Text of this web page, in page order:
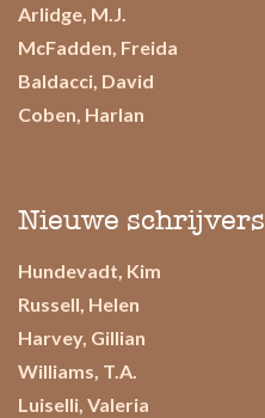
Arlidge, M.J.
McFadden, Freida
Baldacci, David
Coben, Harlan
Nieuwe schrijvers
Hundevadt, Kim
Russell, Helen
Harvey, Gillian
Williams, T.A.
Luiselli, Valeria